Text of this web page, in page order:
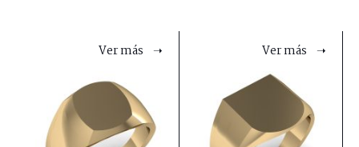
Ver más ➝ Ver más ➝